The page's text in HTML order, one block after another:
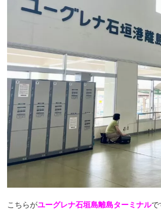
こちらがユーグレナ石垣島離島ターミナルで